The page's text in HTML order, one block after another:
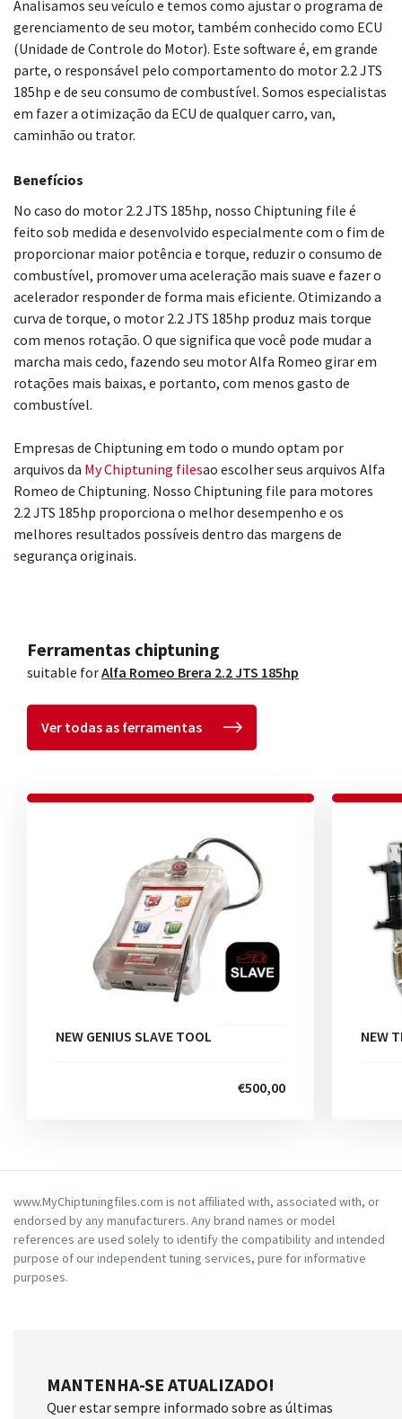
Analisamos seu veículo e temos como ajustar o programa de
gerenciamento de seu motor, também conhecido como ECU
(Unidade de Controle do Motor). Este software é, em grande
parte, o responsável pelo comportamento do motor 2.2 JTS
185hp e de seu consumo de combustível. Somos especialistas
em fazer a otimização da ECU de qualquer carro, van,
caminhão ou trator.
Benefícios
No caso do motor 2.2 JTS 185hp, nosso Chiptuning file é
feito sob medida e desenvolvido especialmente com o fim de
proporcionar maior potência e torque, reduzir o consumo de
combustível, promover uma aceleração mais suave e fazer o
acelerador responder de forma mais eficiente. Otimizando a
curva de torque, o motor 2.2 JTS 185hp produz mais torque
com menos rotação. O que significa que você pode mudar a
marcha mais cedo, fazendo seu motor Alfa Romeo girar em
rotações mais baixas, e portanto, com menos gasto de
combustível.
Empresas de Chiptuning em todo o mundo optam por
arquivos da My Chiptuning filesao escolher seus arquivos Alfa
Romeo de Chiptuning. Nosso Chiptuning file para motores
2.2 JTS 185hp proporciona o melhor desempenho e os
melhores resultados possíveis dentro das margens de
segurança originais.
Ferramentas chiptuning
suitable forAlfa Romeo Brera 2.2 JTS 185hp
Ver todas as ferramentas
NEW GENIUS SLAVE TOOL
€500,00
NEW
www.MyChiptuningfiles.com is not affiliated with, associated with, or
endorsed by any manufacturers. Any brand names or model
references are used solely to identify the compatibility and intended
purpose of our independent tuning services, pure for informative
purposes.
MANTENHA-SE ATUALIZADO!
Quer estar sempre informado sobre as últimas